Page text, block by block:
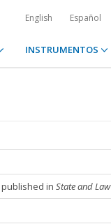
English Español
INSTRUMENTOS
in State and Law